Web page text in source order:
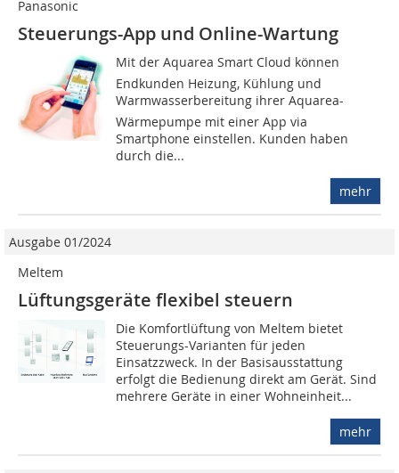
Panasonic
Steuerungs-App und Online-Wartung
Mit der Aquarea Smart Cloud können
Endkunden Heizung, Kühlung und
Warmwasserbereitung ihrer Aquarea-
Wärmepumpe mit einer App via
Smartphone einstellen. Kunden haben
durch die...
mehr
Ausgabe 01/2024
Meltem
Lüftungsgeräte flexibel steuern
Die Komfortlüftung von Meltem bietet
Steuerungs-Varianten für jeden
Einsatzzweck. In der Basisausstattung
erfolgt die Bedienung direkt am Gerät. Sind
mehrere Geräte in einer Wohneinheit...
mehr